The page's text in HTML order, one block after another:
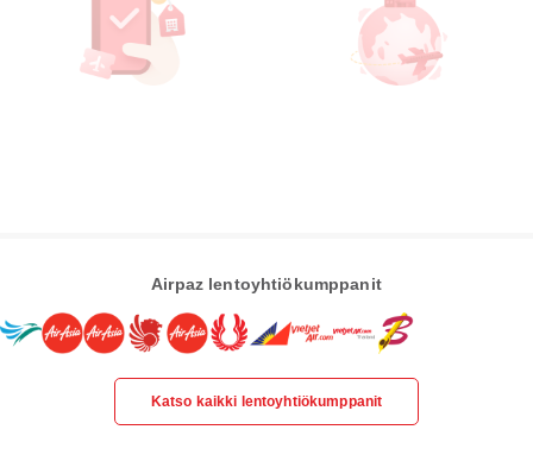
Airpaz lentoyhtiökumppanit
Katso kaikki lentoyhtiökumppanit